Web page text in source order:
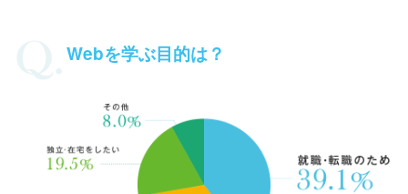
Webを学ぶ目的は？